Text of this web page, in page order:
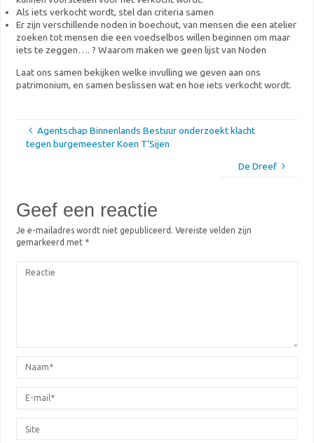
Als iets verkocht wordt, stel dan criteria samen
Er zijn verschillende noden in boechout, van mensen die een atelier
zoeken tot mensen die een voedselbos willen beginnen om maar
iets te zeggen…. ? Waarom maken we geen lijst van Noden
Laat ons samen bekijken welke invulling we geven aan ons
patrimonium, en samen beslissen wat en hoe iets verkocht wordt.
Agentschap Binnenlands Bestuur onderzoekt klacht
tegen burgemeester Koen T’Sijen
De Dreef
Geef een reactie
Je e-mailadres wordt niet gepubliceerd. Vereiste velden zijn
gemarkeerd met *